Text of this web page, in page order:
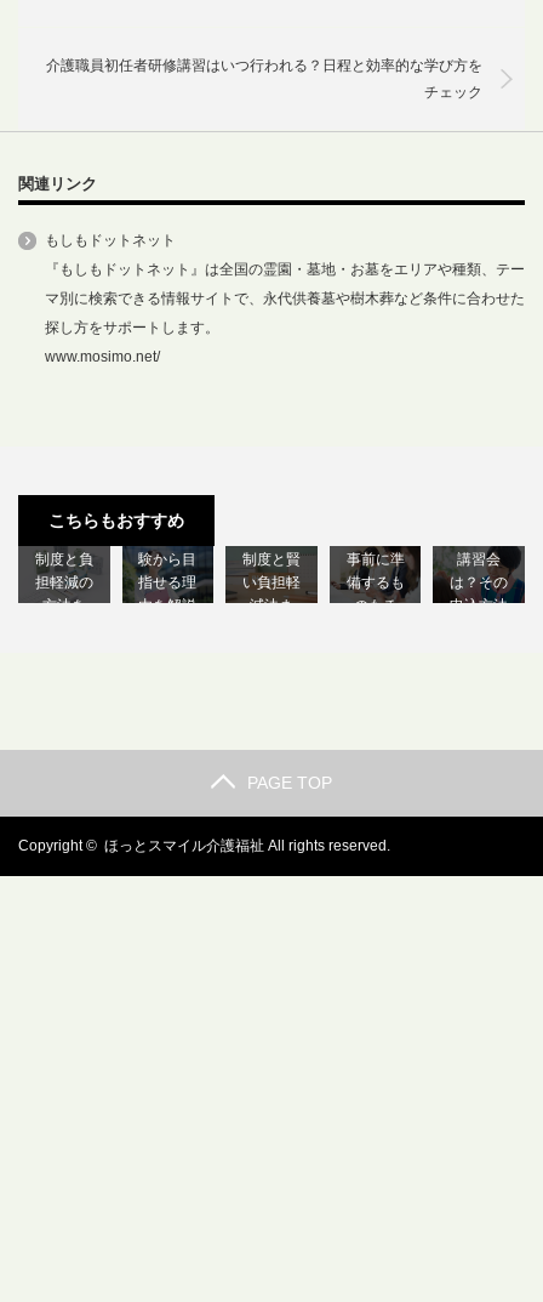
介護職員初任者研修講習はいつ行われる？日程と効率的な学び方を
チェック
関連リンク
もしもドットネット
『もしもドットネット』は全国の霊園・墓地・お墓をエリアや種類、テー
マ別に検索できる情報サイトで、永代供養墓や樹木葬など条件に合わせた
探し方をサポートします。
www.mosimo.net/
こちらもおすすめ
ってどれ
制度と負
担軽減の
方法を
んな内
験から目
指せる理
由を解説
制度と賢
い負担軽
減法ま
事前に準
備するも
のもチ
講習会
は？その
申込方法
PAGE TOP
Copyright © ほっとスマイル介護福祉 All rights reserved.